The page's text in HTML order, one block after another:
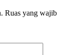
Ruas yang wajib